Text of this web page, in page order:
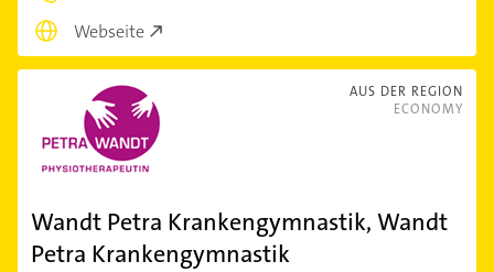
Webseite
AUS DER REGION
ECONOMY
Wandt Petra Krankengymnastik, Wandt
Petra Krankengymnastik